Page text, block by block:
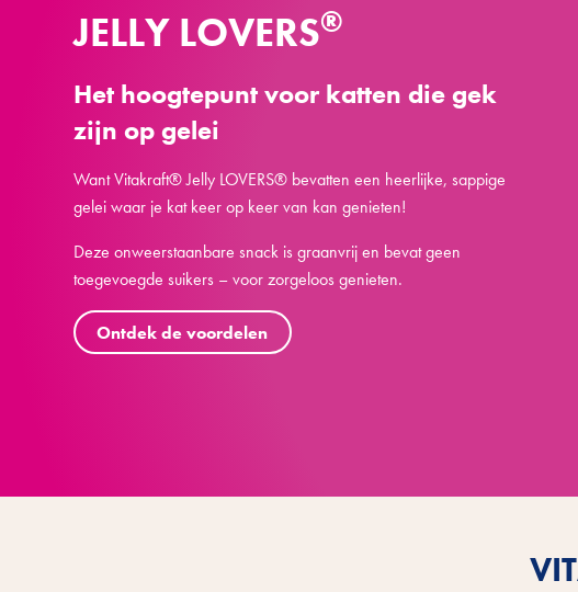
JELLY LOVERS®
Het hoogtepunt voor katten die gek
zijn op gelei
Want Vitakraft® Jelly LOVERS® bevatten een heerlijke, sappige
gelei waar je kat keer op keer van kan genieten!
Deze onweerstaanbare snack is graanvrij en bevat geen
toegevoegde suikers – voor zorgeloos genieten.
Ontdek de voordelen